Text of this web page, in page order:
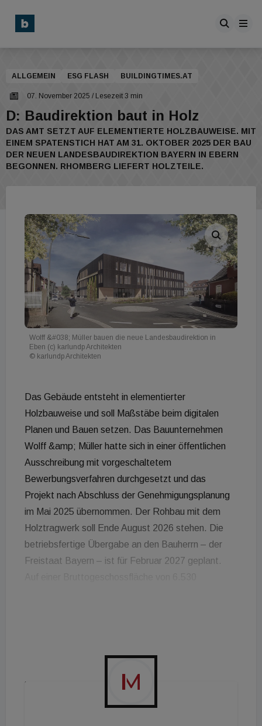
ALLGEMEIN ESG FLASH BUILDINGTIMES.AT
07. November 2025 / Lesezeit 3 min
D: Baudirektion baut in Holz
DAS AMT SETZT AUF ELEMENTIERTE HOLZBAUWEISE. MIT
EINEM SPATENSTICH HAT AM 31. OKTOBER 2025 DER BAU
DER NEUEN LANDESBAUDIREKTION BAYERN IN EBERN
BEGONNEN. RHOMBERG LIEFERT HOLZTEILE.
Wolff &#038; Müller bauen die neue Landesbaudirektion in
Eben (c) karlundp Architekten
© karlundp Architekten
Das Gebäude entsteht in elementierter
Holzbauweise und soll Maßstäbe beim digitalen
Planen und Bauen setzen. Das Bauunternehmen
Wolff &amp; Müller hatte sich in einer öffentlichen
Ausschreibung mit vorgeschaltetem
Bewerbungsverfahren durchgesetzt und das
Projekt nach Abschluss der Genehmigungsplanung
im Mai 2025 übernommen. Der Rohbau mit dem
Holztragwerk soll Ende August 2026 stehen. Die
betriebsfertige Übergabe an den Bauherrn – der
Freistaat Bayern – ist für Februar 2027 geplant.
elementierter Holzbauweise. Alle tragenden